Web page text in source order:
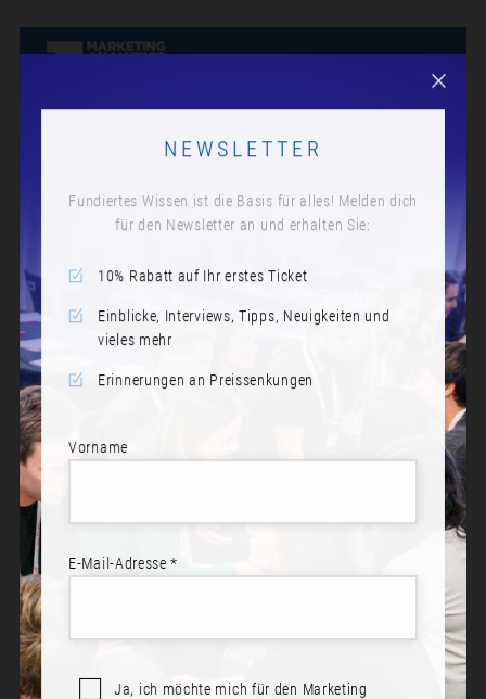
NEWSLETTER
Fundiertes Wissen ist die Basis für alles! Melden dich
für den Newsletter an und erhalten Sie:
10% Rabatt auf Ihr erstes Ticket
Einblicke, Interviews, Tipps, Neuigkeiten und
vieles mehr
Erinnerungen an Preissenkungen
Vorname
E-Mail-Adresse *
Ja, ich möchte mich für den Marketing